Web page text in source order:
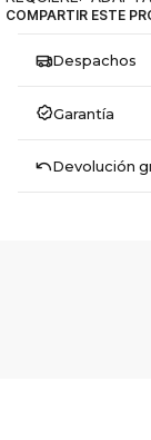
COMPARTIR ESTE
Despachos
Garantía
Devolución